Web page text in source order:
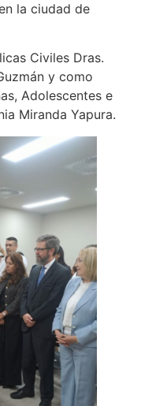
la ciudad de
Civiles Dras.
y como
Adolescentes e
Miranda Yapura.